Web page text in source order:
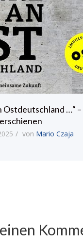
Ostdeutschland …“
von Mario Czaja